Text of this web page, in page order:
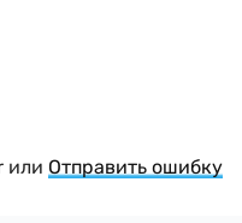
или Отправить ошибку